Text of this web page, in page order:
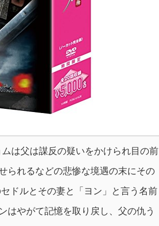
は父は謀反の疑いをかけられ目の前
られるなどの悲惨な境遇の末にその
ドルとその妻と「ヨン」と言う名前
はやがて記憶を取り戻し、父の仇う